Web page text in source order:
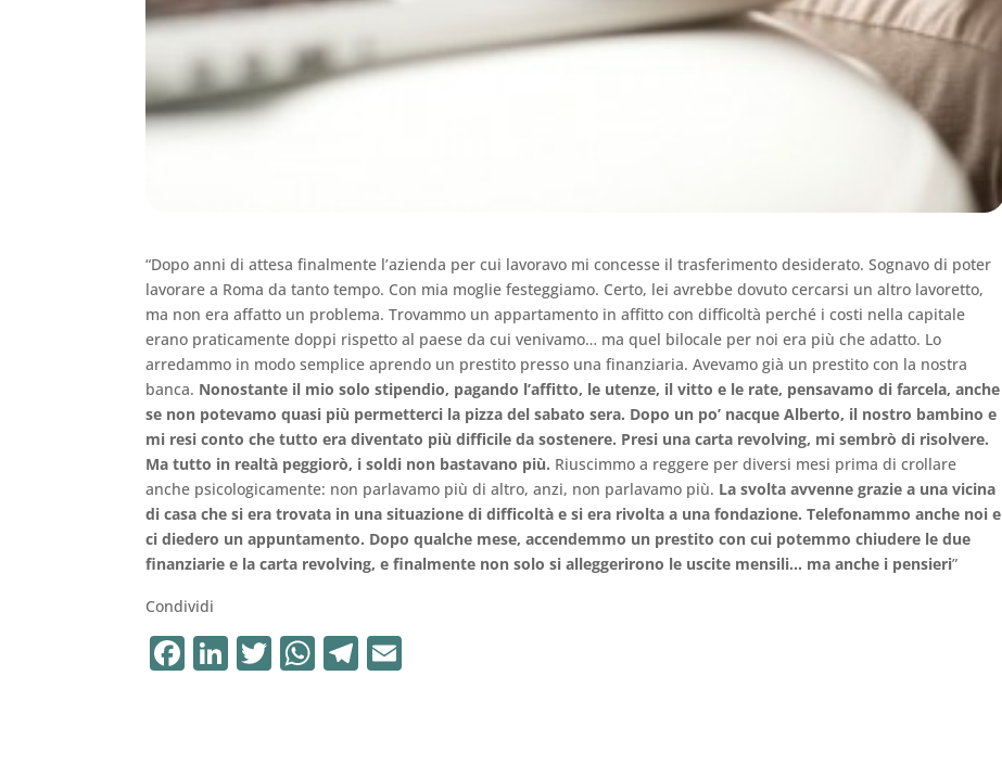
“Dopo anni di attesa finalmente l’azienda per cui lavoravo mi concesse il trasferimento desiderato. Sognavo di poter
lavorare a Roma da tanto tempo. Con mia moglie festeggiamo. Certo, lei avrebbe dovuto cercarsi un altro lavoretto,
ma non era affatto un problema. Trovammo un appartamento in affitto con difficoltà perché i costi nella capitale
erano praticamente doppi rispetto al paese da cui venivamo… ma quel bilocale per noi era più che adatto. Lo
arredammo in modo semplice aprendo un prestito presso una finanziaria. Avevamo già un prestito con la nostra
banca. Nonostante il mio solo stipendio, pagando l’affitto, le utenze, il vitto e le rate, pensavamo di farcela, anche
se non potevamo quasi più permetterci la pizza del sabato sera. Dopo un po’ nacque Alberto, il nostro bambino e
mi resi conto che tutto era diventato più difficile da sostenere. Presi una carta revolving, mi sembrò di risolvere.
Ma tutto in realtà peggiorò, i soldi non bastavano più. Riuscimmo a reggere per diversi mesi prima di crollare
anche psicologicamente: non parlavamo più di altro, anzi, non parlavamo più. La svolta avvenne grazie a una vicina
di casa che si era trovata in una situazione di difficoltà e si era rivolta a una fondazione. Telefonammo anche noi e
ci diedero un appuntamento. Dopo qualche mese, accendemmo un prestito con cui potemmo chiudere le due
finanziarie e la carta revolving, e finalmente non solo si alleggerirono le uscite mensili… ma anche i pensieri”
Condividi
F Li T W T